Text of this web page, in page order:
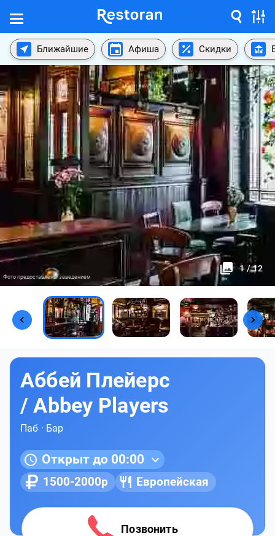
Ближайшие Афиша Скидки
1 / 12
Фото предоставлены заведением
Аббей Плейерс
/ Abbey Players
Паб · Бар
Открыт до 00:00
1500-2000р Европейская
Позвонить